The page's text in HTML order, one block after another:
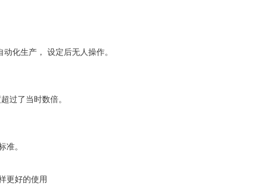
化生产， 设定后无人操作。
过了当时数倍。
准。
更好的使用